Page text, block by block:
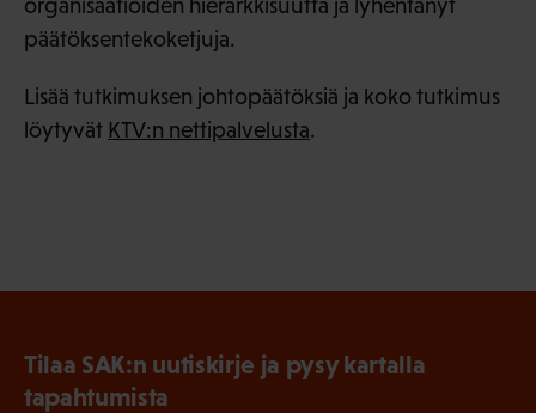
organisaatioiden hierarkkisuutta ja lyhentänyt
päätöksentekoketjuja.
Lisää tutkimuksen johtopäätöksiä ja koko tutkimus
löytyvät KTV:n nettipalvelusta.
Tilaa SAK:n uutiskirje ja pysy kartalla
tapahtumista